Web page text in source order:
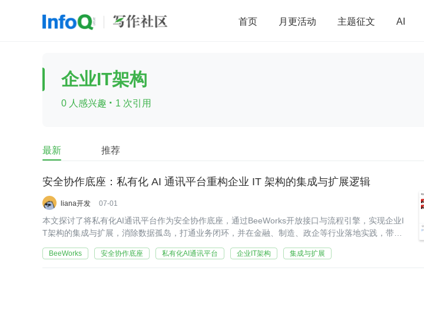
首页 月更活动 主题征文 AI
前端 大数据
查看更多
企业IT架构
0 人感兴趣 · 1 次引用
最新 推荐
安全协作底座：私有化 AI 通讯平台重构企业 IT 架构的集成与扩展逻辑
liana开发 07-01
本文探讨了将私有化AI通讯平台作为安全协作底座，通过BeeWorks开放接口与流程引擎，实现企业I
T架构的集成与扩展，消除数据孤岛，打通业务闭环，并在金融、制造、政企等行业落地实践，带来
BeeWorks 安全协作底座 私有化AI通讯平台 企业IT架构 集成与扩展